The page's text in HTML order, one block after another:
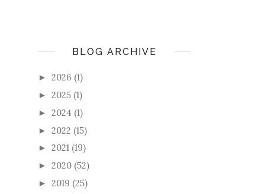
BLOG ARCHIVE
► 2026 (1)
► 2025 (1)
► 2024 (1)
► 2022 (15)
► 2021 (19)
► 2020 (52)
► 2019 (25)